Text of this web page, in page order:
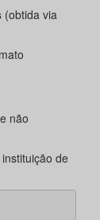
(obtida via
não
de